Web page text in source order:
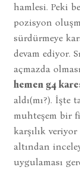
hamlesi. Peki
pozisyon
sürdürmeye
devam ediyor.
açmazda
hemen g4
aldı(mı?). İşte
muhteşem bir
karşılık
altından
uygulaması